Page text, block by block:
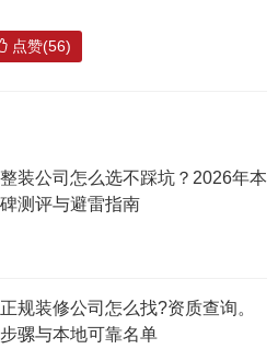
点赞(56)
装公司怎么选不踩坑？2026年本
测评与避雷指南
规装修公司怎么找?资质查询。
骡与本地可靠名单